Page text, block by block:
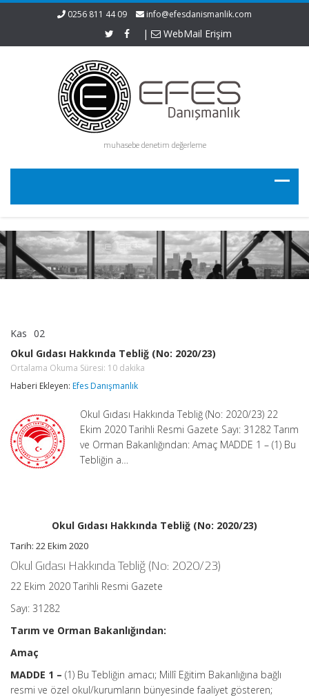
0256 811 44 09 info@efesdanismanlik.com
| WebMail Erişim
muhasebe denetim değerleme
Kas 02
Hakkında
Tebliğ
(No:
2020/23)
Okuma
Süresi:
10
için
Okul Gıdası Hakkında Tebliğ (No: 2020/23)
Ortalama Okuma Süresi: 10 dakika
Haberi Ekleyen: Efes Danışmanlık
Okul Gıdası Hakkında Tebliğ (No: 2020/23) 22
Ekim 2020 Tarihli Resmi Gazete Sayı: 31282 Tarım
ve Orman Bakanlığından: Amaç MADDE 1 – (1) Bu
Tebliğin a…
Okul Gıdası Hakkında Tebliğ (No: 2020/23)
Tarih: 22 Ekim 2020
Okul Gıdası Hakkında Tebliğ (No: 2020/23)
22 Ekim 2020 Tarihli Resmi Gazete
Sayı: 31282
Tarım ve Orman Bakanlığından:
Amaç
MADDE 1 – (1) Bu Tebliğin amacı; Millî Eğitim Bakanlığına bağlı
resmi ve özel okul/kurumların bünyesinde faaliyet gösteren;